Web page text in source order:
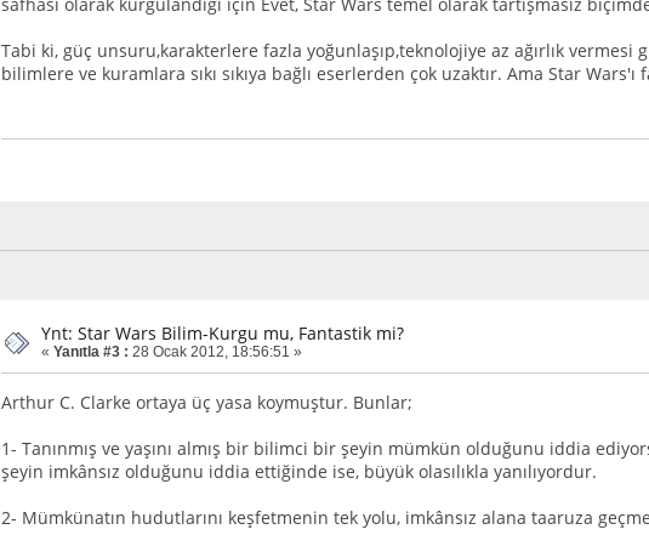
Tabi ki, güç unsuru,karakterlere fazla yoğunlaşıp,teknolojiye az ağırlık
bilimlere ve kuramlara sıkı sıkıya bağlı eserlerden çok uzaktır. Ama Star
Ynt: Star Wars Bilim-Kurgu mu, Fantastik mi?
« Yanıtla #3 : 28 Ocak 2012, 18:56:51 »
Arthur C. Clarke ortaya üç yasa koymuştur. Bunlar;
1- Tanınmış ve yaşını almış bir bilimci bir şeyin mümkün olduğunu iddia
şeyin imkânsız olduğunu iddia ettiğinde ise, büyük olasılıkla yanılıyordur.
2- Mümkünatın hudutlarını keşfetmenin tek yolu, imkânsız alana taaruza